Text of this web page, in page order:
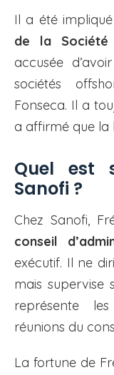
Il a été
de la Société
accusée
sociétés
Fonseca. Il a
a affirmé que la
Quel est
Sanofi ?
Chez Sanofi,
conseil
exécutif. Il ne
mais supervise
représente
réunions du
La fortune de